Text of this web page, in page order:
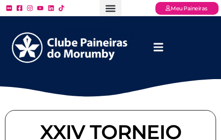
Meu Paineiras
XXIV TORNEIO